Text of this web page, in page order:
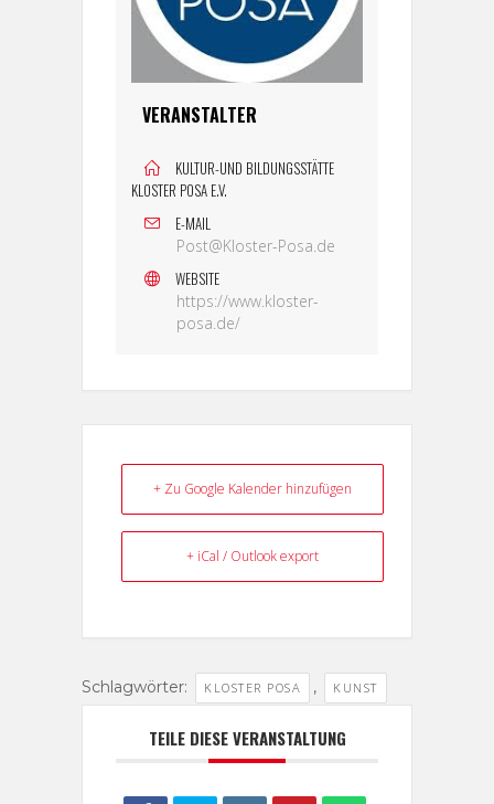
VERANSTALTER
KULTUR-UND BILDUNGSSTÄTTE
KLOSTER POSA E.V.
E-MAIL
Post@Kloster-Posa.de
WEBSITE
https://www.kloster-
posa.de/
+ Zu Google Kalender hinzufügen
+ iCal / Outlook export
Schlagwörter: KLOSTER POSA , KUNST
TEILE DIESE VERANSTALTUNG